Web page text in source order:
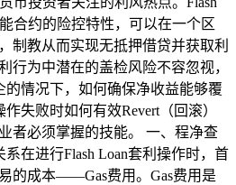
合约的险控特性，可以在一个区
制教从而实现无抵押借贷并获取利
行为中潜在的盖检风险不容忽视，
的情况下，如何确保净收益能够覆
失败时如何有效Revert（回滚）
者必须掌握的技能。 一、程净查
在进行Flash Loan套利操作时，首
的成本——Gas费用。Gas费用是